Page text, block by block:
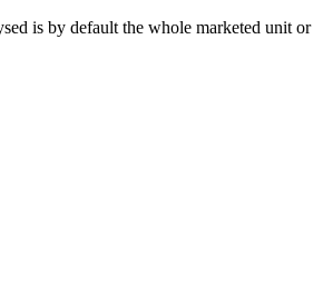
is by default the whole marketed unit or